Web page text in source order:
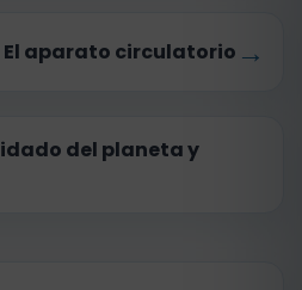
del planeta y
El aparato circulatorio →